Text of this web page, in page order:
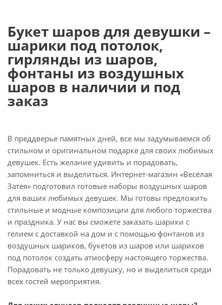
Букет шаров для девушки –
шарики под потолок,
гирлянды из шаров,
фонтаны из воздушных
шаров в наличии и под
заказ
В преддверье памятных дней, все мы задумываемся об
стильном и оригинальном подарке для своих любимых
девушек. Есть желание удивить и порадовать,
запомниться и выделиться. Интернет-магазин «Весёлая
Затея» подготовил готовые наборы воздушных шаров
для ваших любимых девушек. Мы готовы предложить
стильные и модные композиции для любого торжества
и праздника. У нас вы сможете заказать шарики с
гелием с доставкой на дом и с помощью фонтанов из
воздушных шариков, букетов из шаров или шариков
под потолок создать атмосферу настоящего торжества.
Порадовать не только девушку, но и выделиться среди
всех гостей мероприятия.